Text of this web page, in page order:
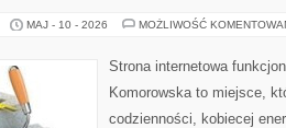
MAJ - 10 - 2026 MOŻLIWOŚĆ
Strona internetowa
Komorowska to miejsce,
codzienności, kobiecej